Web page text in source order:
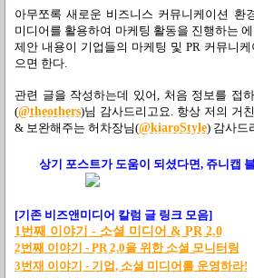
아무쪼록 새로운 비즈니스 커뮤니케이션 환
미디어를 활용하여 마케팅 활동을 진행하는
제안 내용이 기업들의 마케팅 및 PR 커뮤니
으면 한다.
관련 글을 작성하는데 있어, 처음 정보를 접
(@theothers)님 감사드리고요. 항상 저의 거
& 보완해주는 허차장님(@kiaroStyle) 감사드
상기 포스트가 도움이 되셨다면, 쥬니캡
[기존 비즈앤미디어 칼럼 글 링크 모음]
1번째 이야기 - 소셜 미디어 & PR 2.0
2번째 이야기 - PR 2.0을 위한 소셜 모니터링
3번재 이야기 - 기업, 소셜 미디어를 운영하라!